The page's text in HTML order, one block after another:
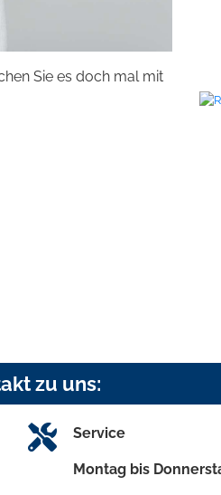
Sie es doch mal mit
zu uns:
Service
Montag bis